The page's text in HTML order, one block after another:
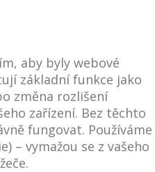
aby byly webové
základní funkce jako
změna rozlišení
zařízení. Bez těchto
fungovat. Používáme
– vymažou se z vašeho